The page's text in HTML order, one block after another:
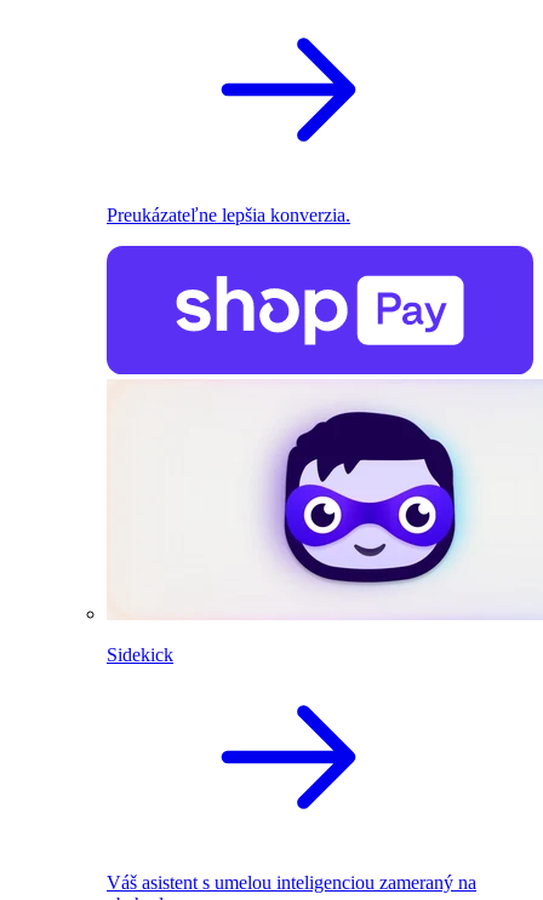
Preukázateľne lepšia konverzia.
Sidekick
Váš asistent s umelou inteligenciou zameraný na